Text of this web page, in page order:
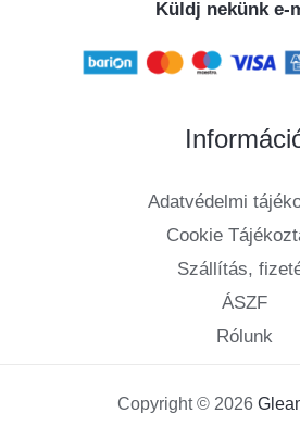
Küldj nekünk e-
Adatvédelmi
Cookie
Szállítás,
ÁSZF
Rólunk
Copyright © 2026